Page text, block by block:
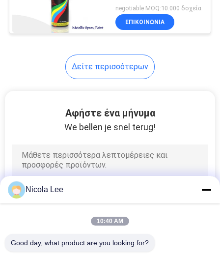
Ψεκασμός
παραγόντων
διάβρωσης
Πρόσθετες ουσίες
πετρελαίου
μηχανών
διάφορα χρώματα
διακοσμήσεων
μετάλλων προαιρετικά
negotiable MOQ:10.000 δοχεία
ΕΠΙΚΟΙΝΩΝΊΑ
Δείτε περισσότερων
Αφήστε ένα μήνυμα
We bellen je snel terug!
Nicola Lee
10:40 AM
Good day, what product are you looking for?